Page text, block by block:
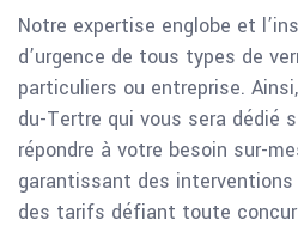
Notre expertise englobe et
d’urgence de tous types de
particuliers ou entreprise.
du-Tertre qui vous sera dédié
répondre à votre besoin sur-
garantissant des interventions
des tarifs défiant toute